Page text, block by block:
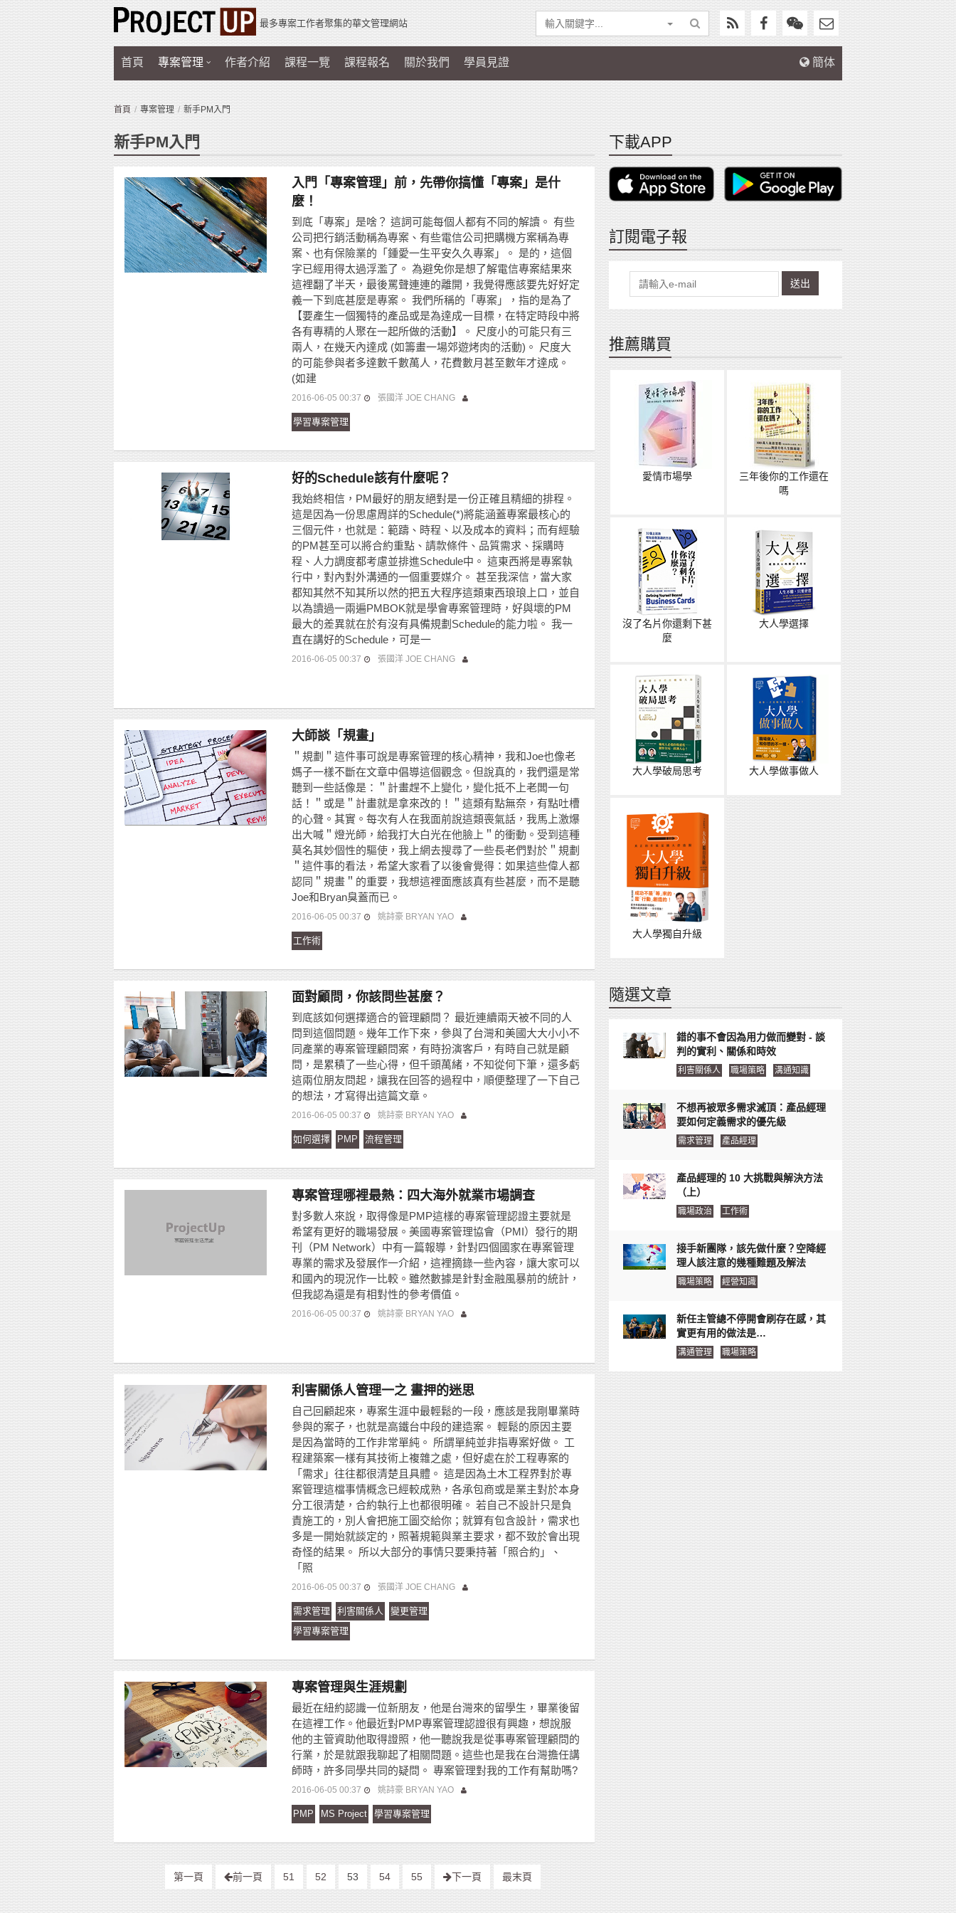
最多專案工作者聚集的華文管理網站
首頁 專案管理 作者介紹 課程一覽 課程報名 關於我們 學員見證 簡体
首頁 專案管理 新手PM入門
新手PM入門
入門「專案管理」前，先帶你搞懂「專案」是什
麼！
到底「專案」是啥？ 這詞可能每個人都有不同的解讀。 有些
公司把行銷活動稱為專案、有些電信公司把購機方案稱為專
案、也有保險業的「鍾愛一生平安久久專案」。 是的，這個
字已經用得太過浮濫了。 為避免你是想了解電信專案結果來
這裡翻了半天，最後罵聲連連的離開，我覺得應該要先好好定
義一下到底甚麼是專案。 我們所稱的「專案」，指的是為了
【要產生一個獨特的產品或是為達成一目標，在特定時段中將
各有專精的人聚在一起所做的活動】。 尺度小的可能只有三
兩人，在幾天內達成 (如籌畫一場郊遊烤肉的活動)。 尺度大
的可能參與者多達數千數萬人，花費數月甚至數年才達成。
(如建
2016-06-05 00:37 張國洋 JOE CHANG
學習專案管理
好的Schedule該有什麼呢？
我始終相信，PM最好的朋友絕對是一份正確且精細的排程。
這是因為一份思慮周詳的Schedule(*)將能涵蓋專案最核心的
三個元件，也就是：範躊、時程、以及成本的資料；而有經驗
的PM甚至可以將合約重點、請款條件、品質需求、採購時
程、人力調度都考慮並排進Schedule中。 這東西將是專案執
行中，對內對外溝通的一個重要媒介。 甚至我深信，當大家
都知其然不知其所以然的把五大程序這類東西琅琅上口，並自
以為讀過一兩遍PMBOK就是學會專案管理時，好與壞的PM
最大的差異就在於有沒有具備規劃Schedule的能力啦。 我一
直在講好的Schedule，可是一
2016-06-05 00:37 張國洋 JOE CHANG
大師談「規畫」
＂規劃＂這件事可說是專案管理的核心精神，我和Joe也像老
媽子一樣不斷在文章中倡導這個觀念。但說真的，我們還是常
聽到一些話像是：＂計畫趕不上變化，變化抵不上老闆一句
話！＂或是＂計畫就是拿來改的！＂這類有點無奈，有點吐槽
的心聲。其實。每次有人在我面前說這類喪氣話，我馬上激爆
出大喊＂燈光師，給我打大白光在他臉上＂的衝動。受到這種
莫名其妙個性的驅使，我上網去搜尋了一些長老們對於＂規劃
＂這件事的看法，希望大家看了以後會覺得：如果這些偉人都
認同＂規畫＂的重要，我想這裡面應該真有些甚麼，而不是聽
Joe和Bryan臭蓋而已。
2016-06-05 00:37 姚詩豪 BRYAN YAO
工作術
面對顧問，你該問些甚麼？
到底該如何選擇適合的管理顧問？ 最近連續兩天被不同的人
問到這個問題。幾年工作下來，參與了台灣和美國大大小小不
同產業的專案管理顧問案，有時扮演客戶，有時自己就是顧
問，是累積了一些心得，但千頭萬緒，不知從何下筆，還多虧
這兩位朋友問起，讓我在回答的過程中，順便整理了一下自己
的想法，才寫得出這篇文章。
2016-06-05 00:37 姚詩豪 BRYAN YAO
如何選擇 PMP 流程管理
專案管理哪裡最熱：四大海外就業市場調查
對多數人來說，取得像是PMP這樣的專案管理認證主要就是
希望有更好的職場發展。美國專案管理協會（PMI）發行的期
刊（PM Network）中有一篇報導，針對四個國家在專案管理
專業的需求及發展作一介紹，這裡摘錄一些內容，讓大家可以
和國內的現況作一比較。雖然數據是針對金融風暴前的統計，
但我認為還是有相對性的參考價值。
2016-06-05 00:37 姚詩豪 BRYAN YAO
利害關係人管理一之 畫押的迷思
自己回顧起來，專案生涯中最輕鬆的一段，應該是我剛畢業時
參與的案子，也就是高鐵台中段的建造案。 輕鬆的原因主要
是因為當時的工作非常單純。 所謂單純並非指專案好做。 工
程建築案一樣有其技術上複雜之處，但好處在於工程專案的
「需求」往往都很清楚且具體。 這是因為土木工程界對於專
案管理這檔事情概念已經較成熟，各承包商或是業主對於本身
分工很清楚，合約執行上也都很明確。 若自己不設計只是負
責施工的，別人會把施工圖交給你；就算有包含設計，需求也
多是一開始就談定的，照著規範與業主要求，都不致於會出現
奇怪的結果。 所以大部分的事情只要秉持著「照合約」、
「照
2016-06-05 00:37 張國洋 JOE CHANG
需求管理 利害關係人
變更管理
學習專案管理
專案管理與生涯規劃
最近在紐約認識一位新朋友，他是台灣來的留學生，畢業後留
在這裡工作。他最近對PMP專案管理認證很有興趣，想說服
他的主管資助他取得證照，他一聽說我是從事專案管理顧問的
行業，於是就跟我聊起了相關問題。這些也是我在台灣擔任講
師時，許多同學共同的疑問。 專案管理對我的工作有幫助嗎?
2016-06-05 00:37 姚詩豪 BRYAN YAO
PMP MS Project 學習專案管理
第一頁 前一頁 51 52 53 54 55 下一頁 最末頁
下載APP
訂閱電子報
送出
推薦購買
愛情市場學
三年後你的工作還在
嗎
沒了名片你還剩下甚
麼
大人學選擇
大人學破局思考 大人學做事做人
大人學獨自升級
隨選文章
錯的事不會因為用力做而變對 - 談
判的實利、關係和時效
利害關係人 職場策略 溝通知識
不想再被眾多需求滅頂：產品經理
要如何定義需求的優先級
需求管理 產品經理
產品經理的 10 大挑戰與解決方法
（上）
職場政治 工作術
接手新團隊，該先做什麼？空降經
理人該注意的幾種難題及解法
職場策略 經營知識
新任主管總不停開會刷存在感，其
實更有用的做法是…
溝通管理 職場策略